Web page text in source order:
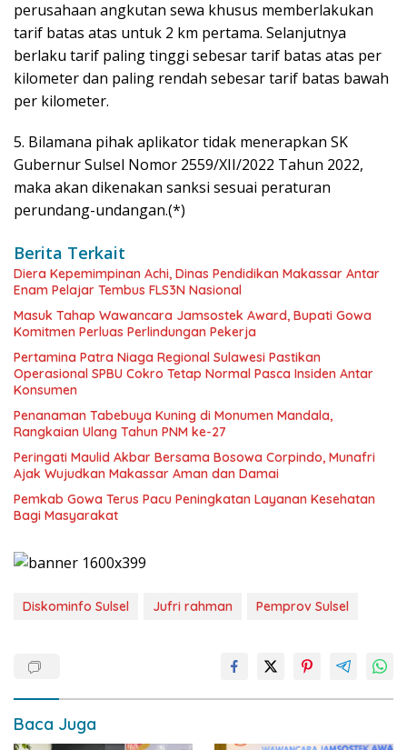
perusahaan angkutan sewa khusus memberlakukan
tarif batas atas untuk 2 km pertama. Selanjutnya
berlaku tarif paling tinggi sebesar tarif batas atas per
kilometer dan paling rendah sebesar tarif batas bawah
per kilometer.
5. Bilamana pihak aplikator tidak menerapkan SK
Gubernur Sulsel Nomor 2559/XII/2022 Tahun 2022,
maka akan dikenakan sanksi sesuai peraturan
perundang-undangan.(*)
Berita Terkait
Diera Kepemimpinan Achi, Dinas Pendidikan Makassar Antar
Enam Pelajar Tembus FLS3N Nasional
Masuk Tahap Wawancara Jamsostek Award, Bupati Gowa
Komitmen Perluas Perlindungan Pekerja
Pertamina Patra Niaga Regional Sulawesi Pastikan
Operasional SPBU Cokro Tetap Normal Pasca Insiden Antar
Konsumen
Penanaman Tabebuya Kuning di Monumen Mandala,
Rangkaian Ulang Tahun PNM ke-27
Peringati Maulid Akbar Bersama Bosowa Corpindo, Munafri
Ajak Wujudkan Makassar Aman dan Damai
Pemkab Gowa Terus Pacu Peningkatan Layanan Kesehatan
Bagi Masyarakat
Diskominfo Sulsel Jufri rahman Pemprov Sulsel
Baca Juga